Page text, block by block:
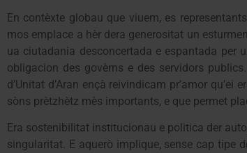
En contèxte globau que viuem, es
mos emplace a hèr dera generositat un
ua ciutadania desconcertada e espantada per
obligacion des govèrns e des servidors
d’Unitat d’Aran ençà reivindicam pr’amor
sòns prètzhètz mès importants, e que permet
Era sostenibilitat institucionau e politica der
singularitat. E aquerò implique, sense cap tipe